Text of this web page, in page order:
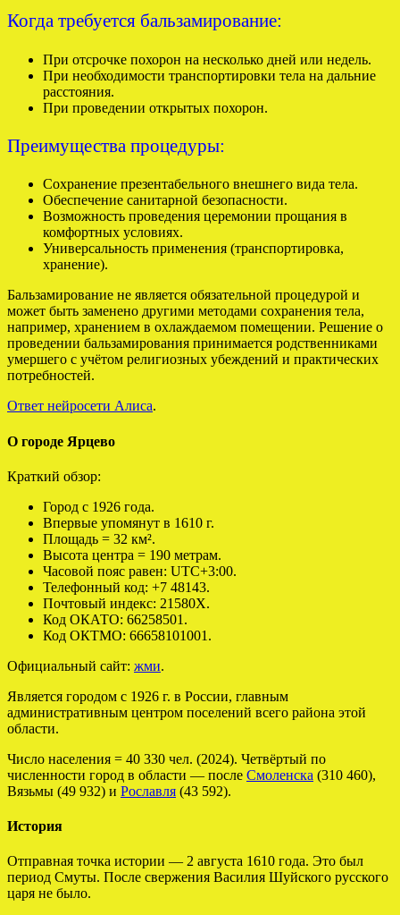
Когда требуется бальзамирование:
При отсрочке похорон на несколько дней или недель.
При необходимости транспортировки тела на дальние
расстояния.
При проведении открытых похорон.
Преимущества процедуры:
Сохранение презентабельного внешнего вида тела.
Обеспечение санитарной безопасности.
Возможность проведения церемонии прощания в
комфортных условиях.
Универсальность применения (транспортировка,
хранение).
Бальзамирование не является обязательной процедурой и
может быть заменено другими методами сохранения тела,
например, хранением в охлаждаемом помещении. Решение о
проведении бальзамирования принимается родственниками
умершего с учётом религиозных убеждений и практических
потребностей.
Ответ нейросети Алиса.
О городе Ярцево
Краткий обзор:
Город с 1926 года.
Впервые упомянут в 1610 г.
Площадь = 32 км².
Высота центра = 190 метрам.
Часовой пояс равен: UTC+3:00.
Телефонный код: +7 48143.
Почтовый индекс: 21580X.
Код ОКАТО: 66258501.
Код ОКТМО: 66658101001.
Официальный сайт: жми.
Является городом с 1926 г. в России, главным
административным центром поселений всего района этой
области.
Число населения = 40 330 чел. (2024). Четвёртый по
численности город в области — после Смоленска (310 460),
Вязьмы (49 932) и Рославля (43 592).
История
Отправная точка истории — 2 августа 1610 года. Это был
период Смуты. После свержения Василия Шуйского русского
царя не было.